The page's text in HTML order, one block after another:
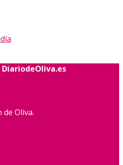
DiariodeOliva.es
de Oliva.